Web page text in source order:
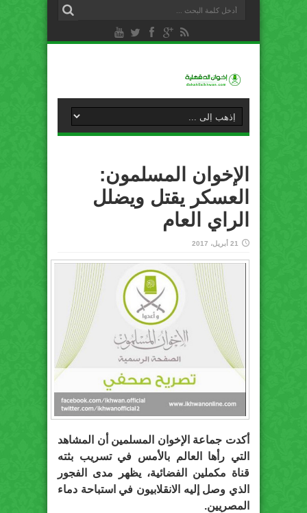
الإخوان المسلمون:
العسكر يقتل ويضلل
الراي العام
21 أبريل، 2017
أكدت جماعة الإخوان المسلمين أن المشاهد
التي رأها العالم بالأمس في تسريب بثته
قناة مكملين الفضائية، يظهر مدى الفجور
الذي وصل إليه الانقلابيون في استباحة دماء
المصريين.